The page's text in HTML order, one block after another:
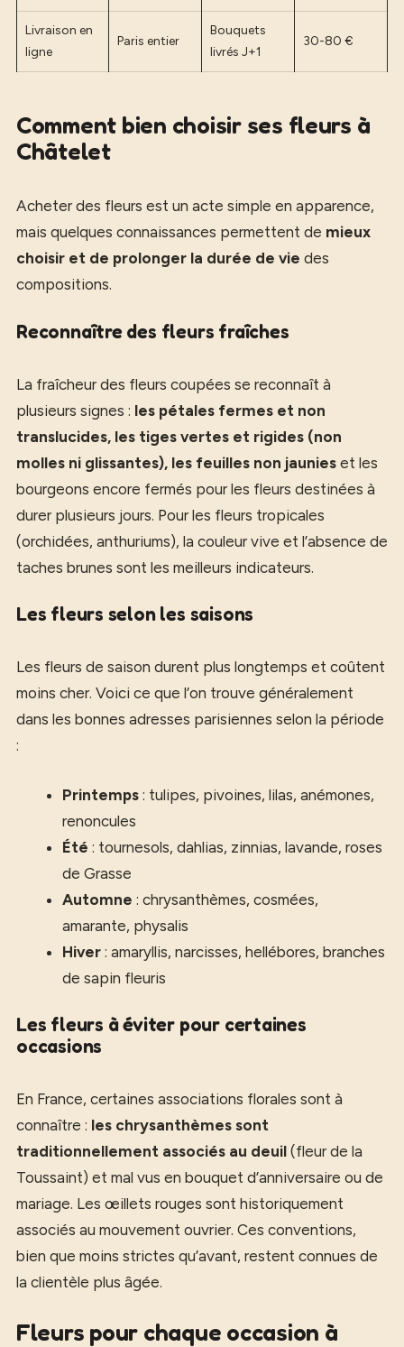
Livraison en
ligne
Paris entier
Bouquets
livrés J+1
30-80 €
Comment bien choisir ses fleurs à
Châtelet
Acheter des fleurs est un acte simple en apparence,
mais quelques connaissances permettent de mieux
choisir et de prolonger la durée de vie des
compositions.
Reconnaître des fleurs fraîches
La fraîcheur des fleurs coupées se reconnaît à
plusieurs signes : les pétales fermes et non
translucides, les tiges vertes et rigides (non
molles ni glissantes), les feuilles non jaunies et les
bourgeons encore fermés pour les fleurs destinées à
durer plusieurs jours. Pour les fleurs tropicales
(orchidées, anthuriums), la couleur vive et l’absence de
taches brunes sont les meilleurs indicateurs.
Les fleurs selon les saisons
Les fleurs de saison durent plus longtemps et coûtent
moins cher. Voici ce que l’on trouve généralement
dans les bonnes adresses parisiennes selon la période
:
Printemps : tulipes, pivoines, lilas, anémones,
renoncules
Été : tournesols, dahlias, zinnias, lavande, roses
de Grasse
Automne : chrysanthèmes, cosmées,
amarante, physalis
Hiver : amaryllis, narcisses, hellébores, branches
de sapin fleuris
Les fleurs à éviter pour certaines
occasions
En France, certaines associations florales sont à
connaître : les chrysanthèmes sont
traditionnellement associés au deuil (fleur de la
Toussaint) et mal vus en bouquet d’anniversaire ou de
mariage. Les œillets rouges sont historiquement
associés au mouvement ouvrier. Ces conventions,
bien que moins strictes qu’avant, restent connues de
la clientèle plus âgée.
Fleurs pour chaque occasion à